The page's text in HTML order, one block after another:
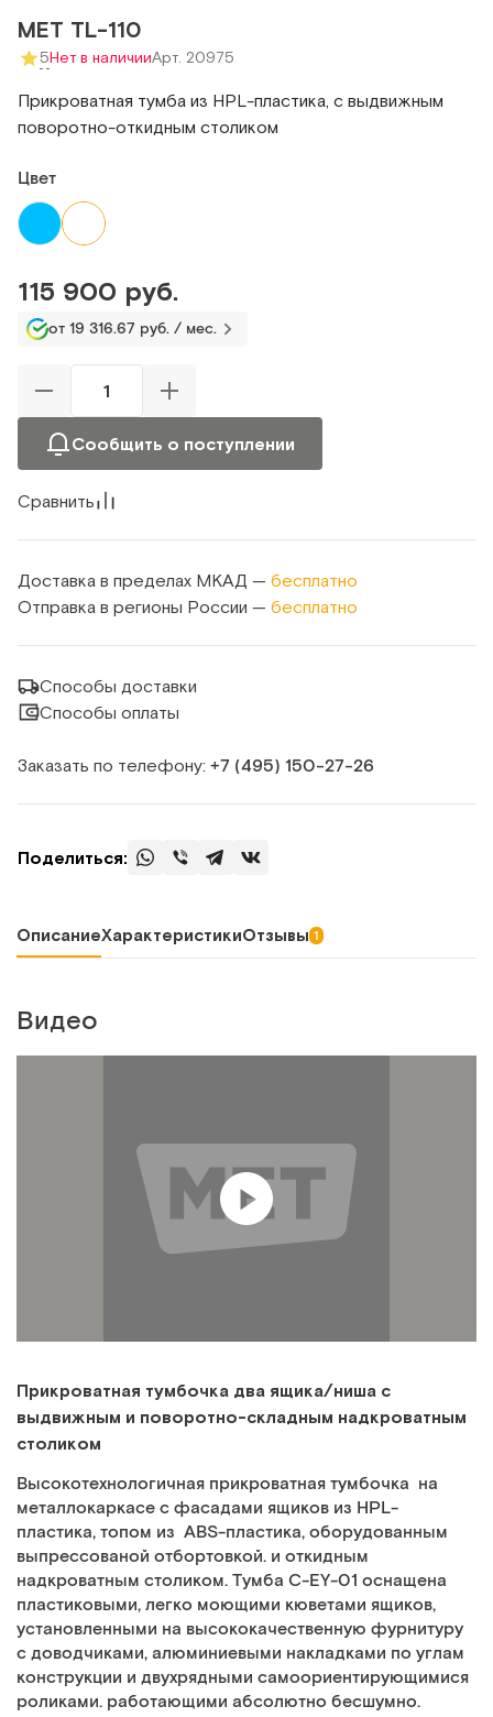
МЕТ TL-110
5Нет в наличииАрт. 20975
Прикроватная тумба из HPL-пластика, с выдвижным
поворотно-откидным столиком
Цвет
115 900 руб.
от 19 316.67 руб. / мес.
Сообщить о поступлении
Сравнить
Доставка в пределах МКАД — бесплатно
Отправка в регионы России — бесплатно
Способы доставки
Способы оплаты
Заказать по телефону: +7 (495) 150‑27‑26
Поделиться:
ОписаниеХарактеристикиОтзывы 1
Видео
Прикроватная тумбочка два ящика/ниша с
выдвижным и поворотно-складным надкроватным
столиком
Высокотехнологичная прикроватная тумбочка на
металлокаркасе с фасадами ящиков из HPL-
пластика, топом из АВS-пластика, оборудованным
выпрессованой отбортовкой. и откидным
надкроватным столиком. Тумба C-EY-01 оснащена
пластиковыми, легко моющими кюветами ящиков,
установленными на высококачественную фурнитуру
с доводчиками, алюминиевыми накладками по углам
конструкции и двухрядными самоориентирующимися
роликами. работающими абсолютно бесшумно.